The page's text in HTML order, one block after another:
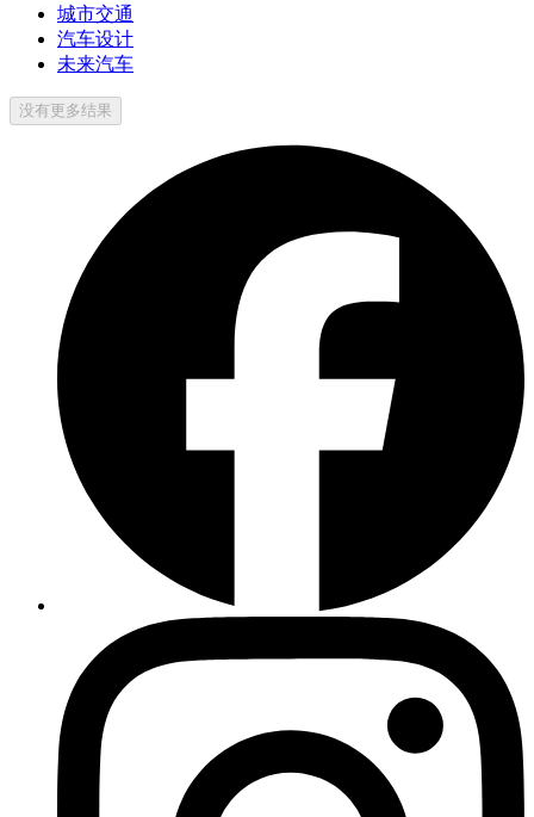
城市交通
汽车设计
未来汽车
没有更多结果